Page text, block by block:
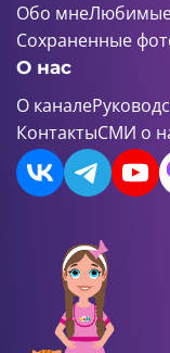
Обо мне
Сохраненные
О нас
О канале
КонтактыСМИ о